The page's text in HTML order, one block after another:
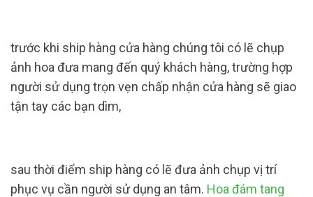
trước khi ship hàng cửa hàng chúng tôi có lẽ chụp
ảnh hoa đưa mang đến quý khách hàng, trường hợp
người sử dụng trọn vẹn chấp nhận cửa hàng sẽ giao
tận tay các bạn dìm,
sau thời điểm ship hàng có lẽ đưa ảnh chụp vị trí
phục vụ cần người sử dụng an tâm. Hoa đám tang